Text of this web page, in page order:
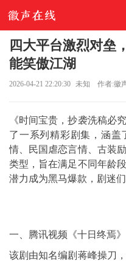
四大平台激烈对垒
能笑傲江湖
2026-04-21 22:20:30 未知 作者:徽
《时间宝贵，抄袭洗稿必
了一系列精彩剧集，涵盖
情、民国虐恋言情、古装
类型，旨在满足不同年龄
潜力成为黑马爆款，剧迷
一、腾讯视频《十日终焉
该剧由知名编剧蒋峰操刀